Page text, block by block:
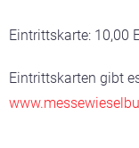
Eintrittskarte: 10,00
Eintrittskarten gibt